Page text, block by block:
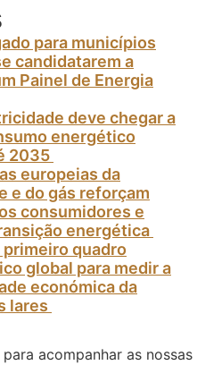
para municípios
candidatarem a
Painel de Energia
deve chegar a
energético
2035
europeias da
e do gás reforçam
consumidores e
energética
primeiro quadro
global para medir a
económica da
lares
acompanhar as nossas